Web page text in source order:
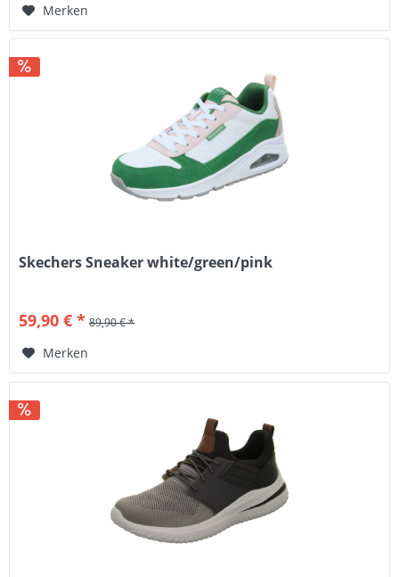
Merken
Skechers Sneaker white/green/pink
59,90 € * 89,90 € *
Merken